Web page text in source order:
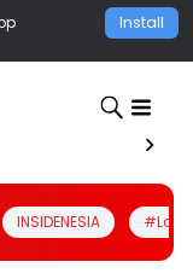
Install
INSIDENESIA